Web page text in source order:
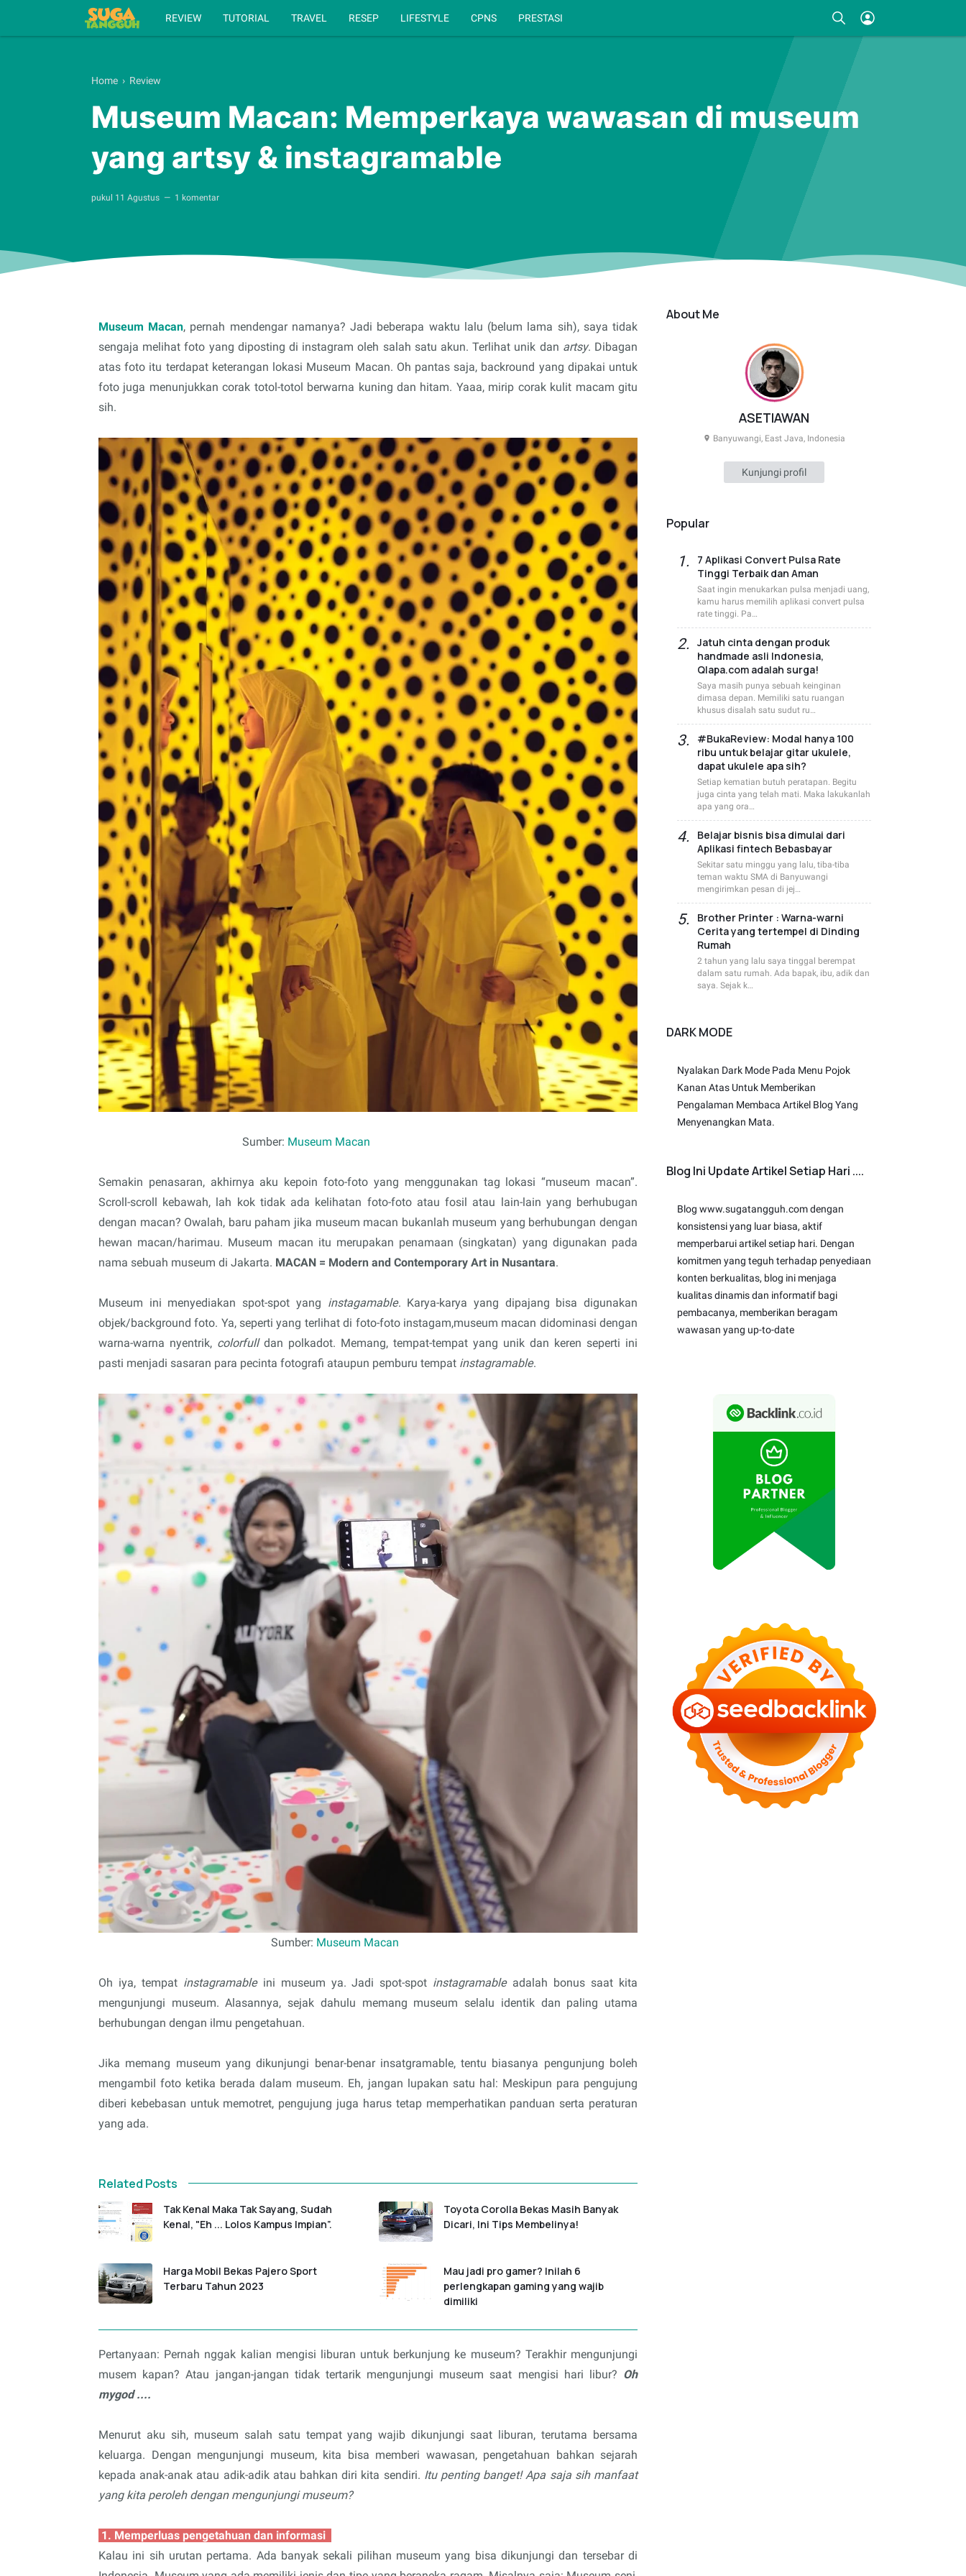
REVIEW TUTORIAL TRAVEL RESEP LIFESTYLE CPNS PRESTASI
Home › Review
Museum Macan: Memperkaya wawasan di museum
yang artsy & instagramable
pukul 11 Agustus 1 komentar
Museum Macan, pernah mendengar namanya? Jadi beberapa waktu lalu (belum lama sih), saya tidak
sengaja melihat foto yang diposting di instagram oleh salah satu akun. Terlihat unik dan artsy. Dibagan
atas foto itu terdapat keterangan lokasi Museum Macan. Oh pantas saja, backround yang dipakai untuk
foto juga menunjukkan corak totol-totol berwarna kuning dan hitam. Yaaa, mirip corak kulit macam gitu
sih.
Sumber: Museum Macan
Semakin penasaran, akhirnya aku kepoin foto-foto yang menggunakan tag lokasi “museum macan”.
Scroll-scroll kebawah, lah kok tidak ada kelihatan foto-foto atau fosil atau lain-lain yang berhubugan
dengan macan? Owalah, baru paham jika museum macan bukanlah museum yang berhubungan dengan
hewan macan/harimau. Museum macan itu merupakan penamaan (singkatan) yang digunakan pada
nama sebuah museum di Jakarta. MACAN = Modern and Contemporary Art in Nusantara.
Museum ini menyediakan spot-spot yang instagamable. Karya-karya yang dipajang bisa digunakan
objek/background foto. Ya, seperti yang terlihat di foto-foto instagam,museum macan didominasi dengan
warna-warna nyentrik, colorfulldan polkadot. Memang, tempat-tempat yang unik dan keren seperti ini
pasti menjadi sasaran para pecinta fotografi ataupun pemburu tempat instagramable.
Sumber: Museum Macan
Oh iya, tempat instagramableini museum ya. Jadi spot-spot instagramableadalah bonus saat kita
mengunjungi museum. Alasannya, sejak dahulu memang museum selalu identik dan paling utama
berhubungan dengan ilmu pengetahuan.
Jika memang museum yang dikunjungi benar-benar insatgramable, tentu biasanya pengunjung boleh
mengambil foto ketika berada dalam museum. Eh, jangan lupakan satu hal: Meskipun para pengujung
diberi kebebasan untuk memotret, pengujung juga harus tetap memperhatikan panduan serta peraturan
yang ada.
Related Posts
Tak Kenal Maka Tak Sayang, Sudah
Kenal, "Eh ... Lolos Kampus Impian”.
Toyota Corolla Bekas Masih Banyak
Dicari, Ini Tips Membelinya!
Harga Mobil Bekas Pajero Sport
Terbaru Tahun 2023
Mau jadi pro gamer? Inilah 6
perlengkapan gaming yang wajib
dimiliki
Pertanyaan: Pernah nggak kalian mengisi liburan untuk berkunjung ke museum? Terakhir mengunjungi
musem kapan? Atau jangan-jangan tidak tertarik mengunjungi museum saat mengisi hari libur? Oh
mygod ....
Menurut aku sih, museum salah satu tempat yang wajib dikunjungi saat liburan, terutama bersama
keluarga. Dengan mengunjungi museum, kita bisa memberi wawasan, pengetahuan bahkan sejarah
kepada anak-anak atau adik-adik atau bahkan diri kita sendiri. Itu penting banget! Apa saja sih manfaat
yang kita peroleh dengan mengunjungi museum?
1. Memperluas pengetahuan dan informasi
Kalau ini sih urutan pertama. Ada banyak sekali pilihan museum yang bisa dikunjungi dan tersebar di
About Me
ASETIAWAN
Banyuwangi, East Java, Indonesia
Kunjungi profil
Popular
7 Aplikasi Convert Pulsa Rate
Tinggi Terbaik dan Aman
Saat ingin menukarkan pulsa menjadi uang,
kamu harus memilih aplikasi convert pulsa
rate tinggi. Pa…
Jatuh cinta dengan produk
handmade asli Indonesia,
Qlapa.com adalah surga!
Saya masih punya sebuah keinginan
dimasa depan. Memiliki satu ruangan
khusus disalah satu sudut ru…
#BukaReview: Modal hanya 100
ribu untuk belajar gitar ukulele,
dapat ukulele apa sih?
Setiap kematian butuh peratapan. Begitu
juga cinta yang telah mati. Maka lakukanlah
apa yang ora…
Belajar bisnis bisa dimulai dari
Aplikasi fintech Bebasbayar
Sekitar satu minggu yang lalu, tiba-tiba
teman waktu SMA di Banyuwangi
mengirimkan pesan di jej…
Brother Printer : Warna-warni
Cerita yang tertempel di Dinding
Rumah
2 tahun yang lalu saya tinggal berempat
dalam satu rumah. Ada bapak, ibu, adik dan
saya. Sejak k…
DARK MODE
Nyalakan Dark Mode Pada Menu Pojok
Kanan Atas Untuk Memberikan
Pengalaman Membaca Artikel Blog Yang
Menyenangkan Mata.
Blog Ini Update Artikel Setiap Hari ....
Blog www.sugatangguh.com dengan
konsistensi yang luar biasa, aktif
memperbarui artikel setiap hari. Dengan
komitmen yang teguh terhadap penyediaan
konten berkualitas, blog ini menjaga
kualitas dinamis dan informatif bagi
pembacanya, memberikan beragam
wawasan yang up-to-date